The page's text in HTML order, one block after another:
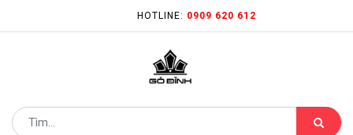
HOTLINE: 0909 620 612